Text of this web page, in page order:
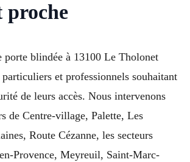
proche
porte blindée à 13100 Le Tholonet
particuliers et professionnels souhaitant
de leurs accès. Nous intervenons
de Centre-village, Palette, Les
Route Cézanne, les secteurs
Provence, Meyreuil, Saint-Marc-